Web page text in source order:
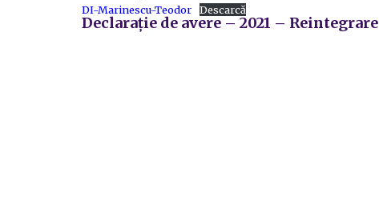
DI-Marinescu-Teodor Descarcă
Declarație de avere – 2021 – Reintegrare